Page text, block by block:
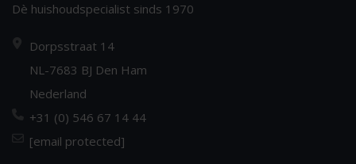
Dè huishoudspecialist sinds 1970
Dorpsstraat 14
NL-7683 BJ Den Ham
Nederland
+31 (0) 546 67 14 44
[email protected]